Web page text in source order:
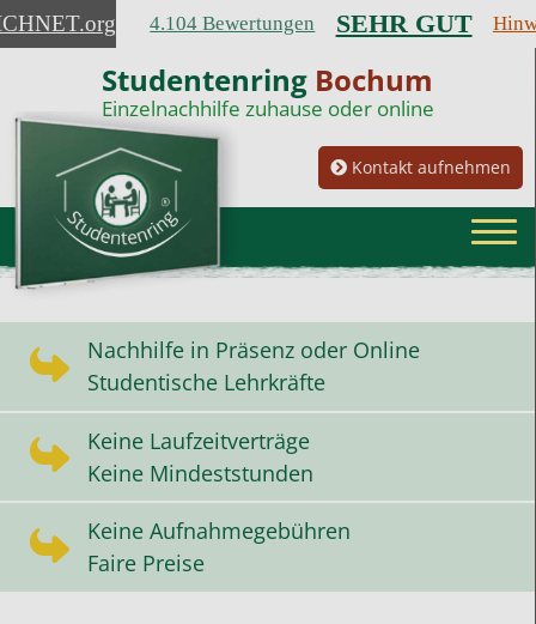
.org 4.104 Bewertungen SEHR GUT
Studentenring Bochum
Einzelnachhilfe zuhause oder online
Kontakt aufnehmen
Nachhilfe in Präsenz oder Online
Studentische Lehrkräfte
Keine Laufzeitverträge
Keine Mindeststunden
Keine Aufnahmegebühren
Faire Preise